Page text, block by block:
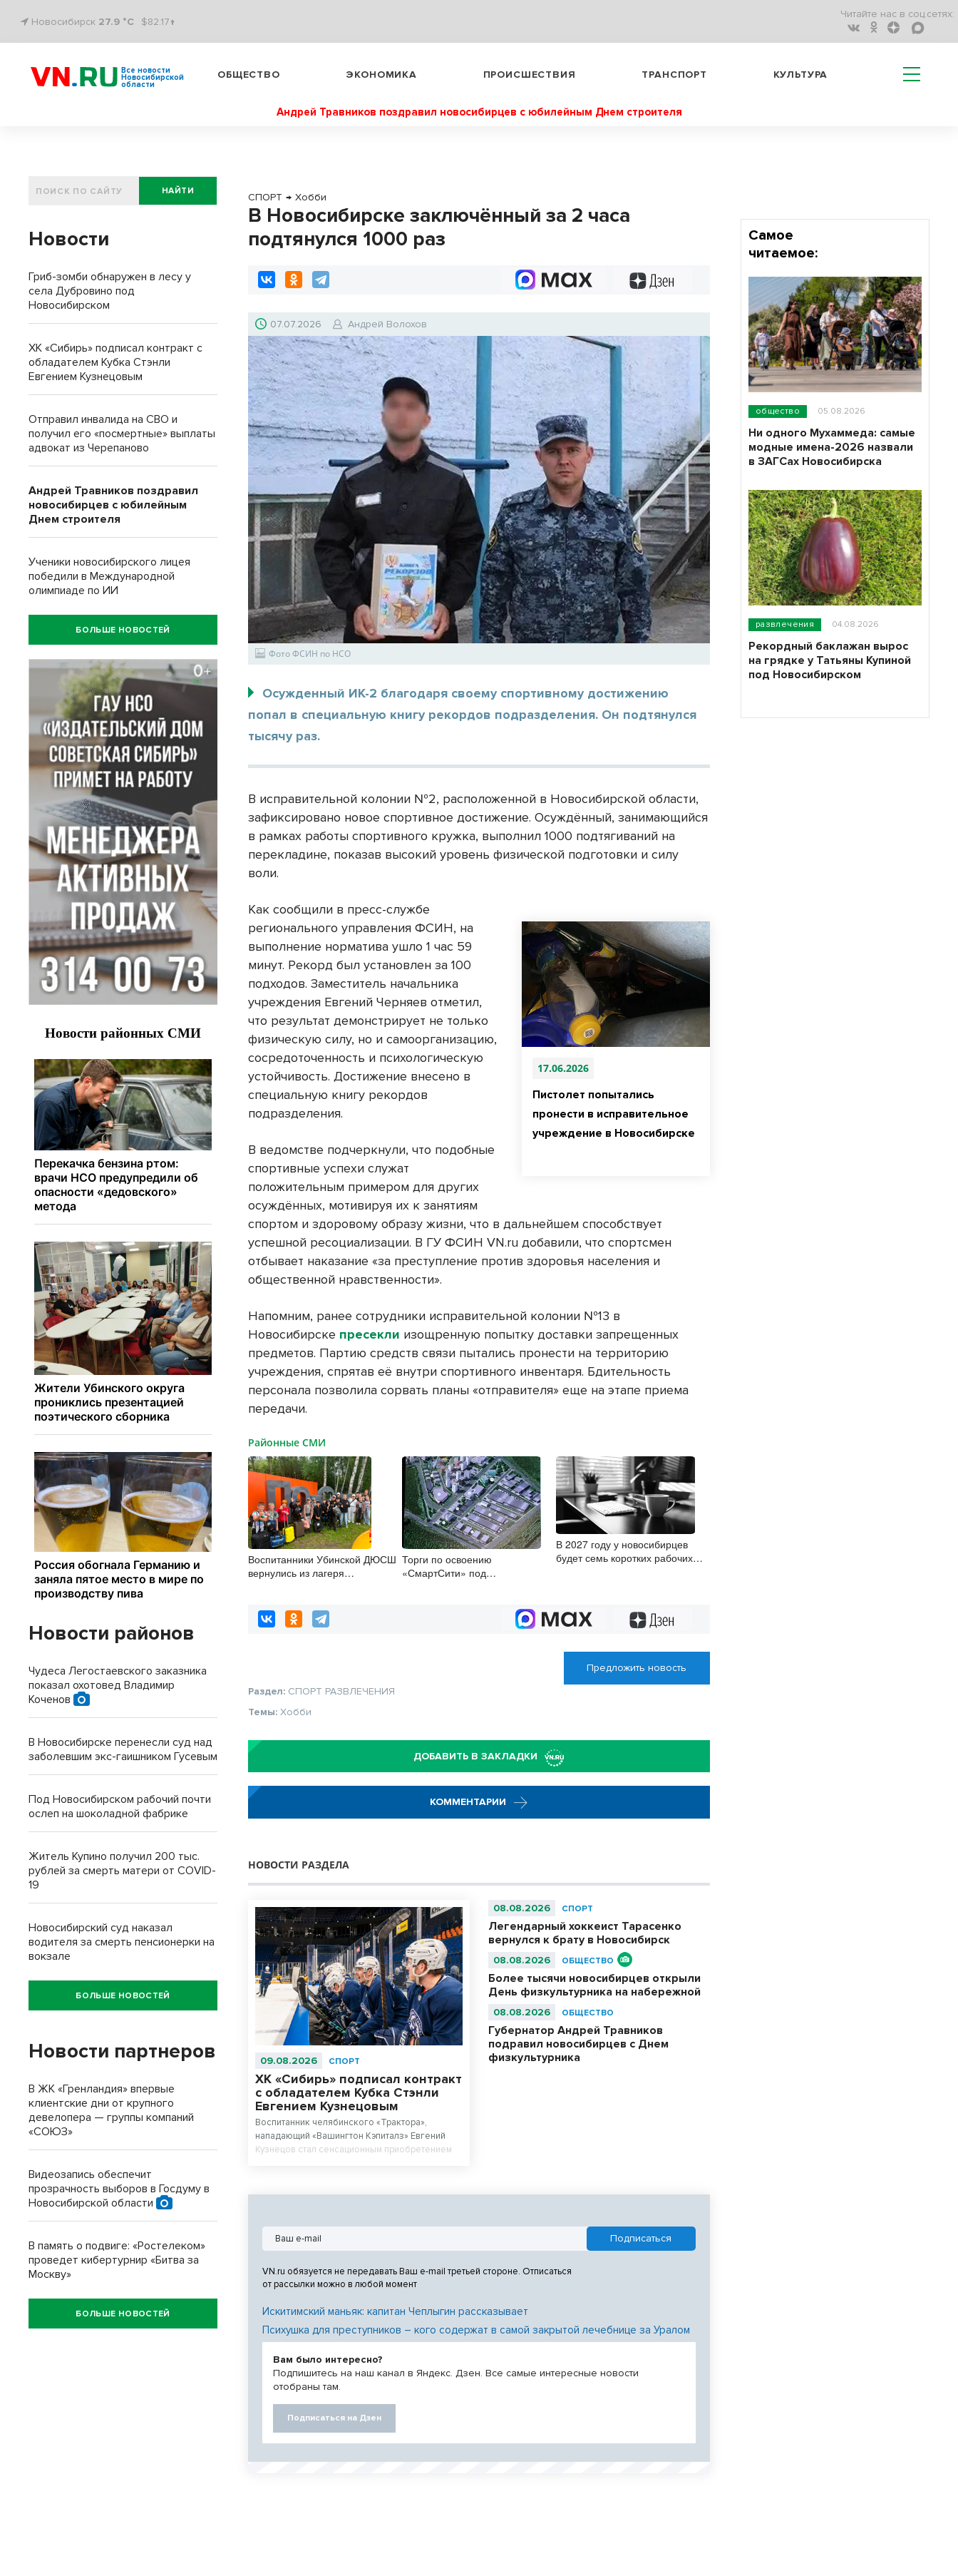
Новосибирск 27.9 °C $82.17↑
Читайте нас в соц.сетях:
Все новости
Новосибирской
области
ОБЩЕСТВО ЭКОНОМИКА ПРОИСШЕСТВИЯ ТРАНСПОРТ КУЛЬТУРА
Андрей Травников поздравил новосибирцев с юбилейным Днем строителя
СПОРТ → Хобби
В Новосибирске заключённый за 2 часа
подтянулся 1000 раз
07.07.2026 Андрей Волохов
Фото ФСИН по НСО
Осужденный ИК-2 благодаря своему спортивному достижению
попал в специальную книгу рекордов подразделения. Он подтянулся
тысячу раз.
В исправительной колонии №2, расположенной в Новосибирской области,
зафиксировано новое спортивное достижение. Осуждённый, занимающийся
в рамках работы спортивного кружка, выполнил 1000 подтягиваний на
перекладине, показав высокий уровень физической подготовки и силу
воли.
17.06.2026
Пистолет попытались
пронести в исправительное
учреждение в Новосибирске
Как сообщили в пресс-службе
регионального управления ФСИН, на
выполнение норматива ушло 1 час 59
минут. Рекорд был установлен за 100
подходов. Заместитель начальника
учреждения Евгений Черняев отметил,
что результат демонстрирует не только
физическую силу, но и самоорганизацию,
сосредоточенность и психологическую
устойчивость. Достижение внесено в
специальную книгу рекордов
подразделения.
В ведомстве подчеркнули, что подобные
спортивные успехи служат
положительным примером для других
осуждённых, мотивируя их к занятиям
спортом и здоровому образу жизни, что в дальнейшем способствует
успешной ресоциализации. В ГУ ФСИН VN.ru добавили, что спортсмен
отбывает наказание «за преступление против здоровья населения и
общественной нравственности».
Напомним, ранее сотрудники исправительной колонии №13 в
Новосибирске пресекли изощренную попытку доставки запрещенных
предметов. Партию средств связи пытались пронести на территорию
учреждения, спрятав её внутри спортивного инвентаря. Бдительность
персонала позволила сорвать планы «отправителя» еще на этапе приема
передачи.
Районные СМИ
Воспитанники Убинской ДЮСШ
вернулись из лагеря
Торги по освоению
«СмартСити» под
В 2027 году у новосибирцев
будет семь коротких рабочих
Предложить новость
Раздел: СПОРТ РАЗВЛЕЧЕНИЯ
Темы:Хобби
ДОБАВИТЬ В ЗАКЛАДКИ
КОММЕНТАРИИ
НОВОСТИ РАЗДЕЛА
09.08.2026 СПОРТ
ХК «Сибирь» подписал контракт
с обладателем Кубка Стэнли
Евгением Кузнецовым
Воспитанник челябинского «Трактора»,
нападающий «Вашингтон Кэпиталз» Евгений
Кузнецов стал сенсационным приобретением
08.08.2026 СПОРТ
Легендарный хоккеист Тарасенко
вернулся к брату в Новосибирск
08.08.2026 ОБЩЕСТВО
Более тысячи новосибирцев открыли
День физкультурника на набережной
08.08.2026 ОБЩЕСТВО
Губернатор Андрей Травников
подравил новосибирцев с Днем
физкультурника
VN.ru обязуется не передавать Ваш e-mail третьей стороне. Отписаться
от рассылки можно в любой момент
Искитимский маньяк: капитан Чеплыгин рассказывает
Психушка для преступников – кого содержат в самой закрытой лечебнице за Уралом
Вам было интересно?
Подпишитесь на наш канал в Яндекс. Дзен. Все самые интересные новости
отобраны там.
Подписаться на Дзен
НАЙТИ
Новости
Гриб-зомби обнаружен в лесу у
села Дубровино под
Новосибирском
ХК «Сибирь» подписал контракт с
обладателем Кубка Стэнли
Евгением Кузнецовым
Отправил инвалида на СВО и
получил его «посмертные» выплаты
адвокат из Черепаново
Андрей Травников поздравил
новосибирцев с юбилейным
Днем строителя
Ученики новосибирского лицея
победили в Международной
олимпиаде по ИИ
БОЛЬШЕ НОВОСТЕЙ
Новости районов
Чудеса Легостаевского заказника
показал охотовед Владимир
Коченов
В Новосибирске перенесли суд над
заболевшим экс-гаишником Гусевым
Под Новосибирском рабочий почти
ослеп на шоколадной фабрике
Житель Купино получил 200 тыс.
рублей за смерть матери от COVID-
19
Новосибирский суд наказал
водителя за смерть пенсионерки на
вокзале
БОЛЬШЕ НОВОСТЕЙ
Новости партнеров
В ЖК «Гренландия» впервые
клиентские дни от крупного
девелопера — группы компаний
«СОЮЗ»
Видеозапись обеспечит
прозрачность выборов в Госдуму в
Новосибирской области
В память о подвиге: «Ростелеком»
проведет кибертурнир «Битва за
Москву»
БОЛЬШЕ НОВОСТЕЙ
Самое
читаемое:
общество 05.08.2026
Ни одного Мухаммеда: самые
модные имена-2026 назвали
в ЗАГСах Новосибирска
развлечения 04.08.2026
Рекордный баклажан вырос
на грядке у Татьяны Купиной
под Новосибирском